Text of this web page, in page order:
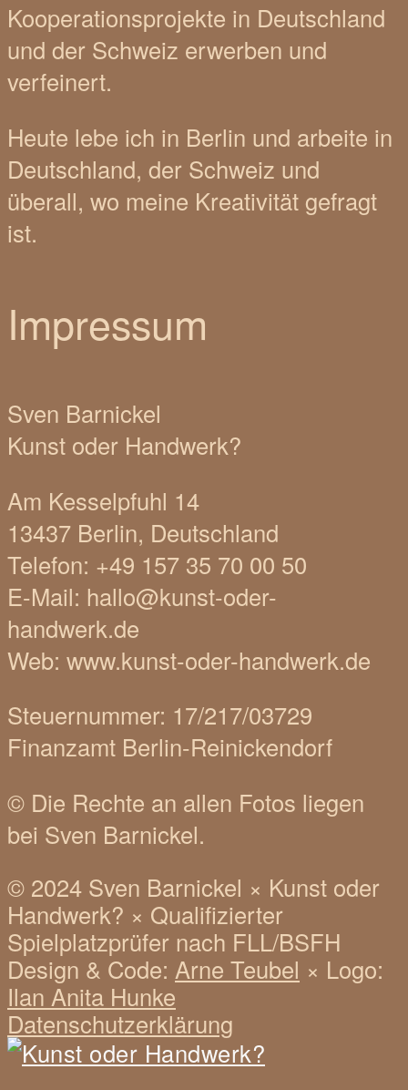
Kooperationsprojekte in Deutschland
und der Schweiz erwerben und
verfeinert.
Heute lebe ich in Berlin und arbeite in
Deutschland, der Schweiz und
überall, wo meine Kreativität gefragt
ist.
Impressum
Sven Barnickel
Kunst oder Handwerk?
Am Kesselpfuhl 14
13437 Berlin, Deutschland
Telefon: +49 157 35 70 00 50
E-Mail: hallo@kunst-oder-
handwerk.de
Web: www.kunst-oder-handwerk.de
Steuernummer: 17/217/03729
Finanzamt Berlin-Reinickendorf
© Die Rechte an allen Fotos liegen
bei Sven Barnickel.
© 2024 Sven Barnickel × Kunst oder
Handwerk? × Qualifizierter
Spielplatzprüfer nach FLL/BSFH
Design & Code: Arne Teubel × Logo:
Ilan Anita Hunke
Datenschutzerklärung